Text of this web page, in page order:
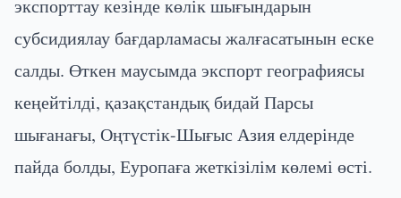
экспорттау кезінде көлік шығындарын
субсидиялау бағдарламасы жалғасатынын еске
салды. Өткен маусымда экспорт географиясы
кеңейтілді, қазақстандық бидай Парсы
шығанағы, Оңтүстік-Шығыс Азия елдерінде
пайда болды, Еуропаға жеткізілім көлемі өсті.